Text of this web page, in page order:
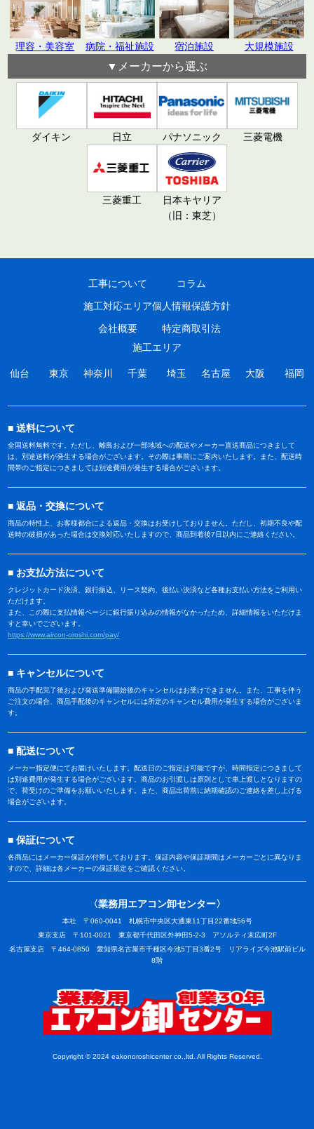
理容・美容室 病院・福祉施設 宿泊施設 大規模施設
▼メーカーから選ぶ
ダイキン 日立 パナソニック 三菱電機
三菱重工
日本キヤリア
（旧：東芝）
工事について
施工対応エリア
会社概要
コラム
個人情報保護方針
特定商取引法
施工エリア
仙台 東京 神奈川 千葉 埼玉 名古屋 大阪 福岡
送料について
全国送料無料です。ただし、離島および一部地域への配送やメーカー直送商品につきまして
は、別途送料が発生する場合がございます。その際は事前にご案内いたします。また、配送時
間帯のご指定につきましては別途費用が発生する場合がございます。
返品・交換について
商品の特性上、お客様都合による返品・交換はお受けしておりません。ただし、初期不良や配
送時の破損があった場合は交換対応いたしますので、商品到着後7日以内にご連絡ください。
お支払方法について
クレジットカード決済、銀行振込、リース契約、後払い決済など各種お支払い方法をご利用い
ただけます。
また、この際に支払情報ページに銀行振り込みの情報がなかったため、詳細情報をいただけま
すと幸いでございます。
https://www.aircon-oroshi.com/pay/
キャンセルについて
商品の手配完了後および発送準備開始後のキャンセルはお受けできません。また、工事を伴う
ご注文の場合、商品手配後のキャンセルには所定のキャンセル費用が発生する場合がございま
す。
配送について
メーカー指定便にてお届けいたします。配送日のご指定は可能ですが、時間指定につきまして
は別途費用が発生する場合がございます。商品のお引渡しは原則として車上渡しとなりますの
で、荷受けのご準備をお願いいたします。また、商品出荷前に納期確認のご連絡を差し上げる
場合がございます。
保証について
各商品にはメーカー保証が付帯しております。保証内容や保証期間はメーカーごとに異なりま
すので、詳細は各メーカーの保証規定をご確認ください。
〈業務用エアコン卸センター〉
本社 〒060-0041 札幌市中央区大通東11丁目22番地56号
東京支店 〒101-0021 東京都千代田区外神田5-2-3 アソルティ末広町2F
名古屋支店 〒464-0850 愛知県名古屋市千種区今池5丁目3番2号 リアライズ今池駅前ビル
8階
Copyright © 2024 eakonoroshicenter co.,ltd. All Rights Reserved.